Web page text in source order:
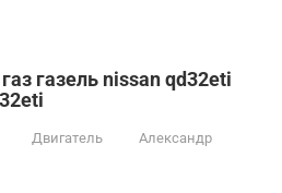
газель nissan qd32eti
Двигатель
Александр